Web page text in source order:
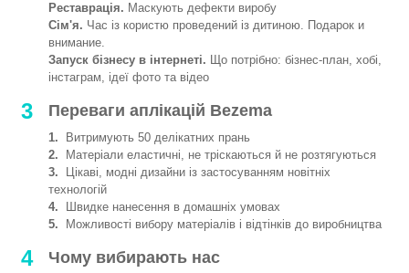
Реставрація. Маскують дефекти виробу
Сім'я. Час із користю проведений із дитиною. Подарок и
внимание.
Запуск бізнесу в інтернеті. Що потрібно: бізнес-план, хобі,
інстаграм, ідеї фото та відео
3 Переваги аплікацій Bezema
1. Витримують 50 делікатних прань
2. Матеріали еластичні, не тріскаються й не розтягуються
3. Цікаві, модні дизайни із застосуванням новітніх
технологій
4. Швидке нанесення в домашніх умовах
5. Можливості вибору матеріалів і відтінків до виробництва
4 Чому вибирають нас